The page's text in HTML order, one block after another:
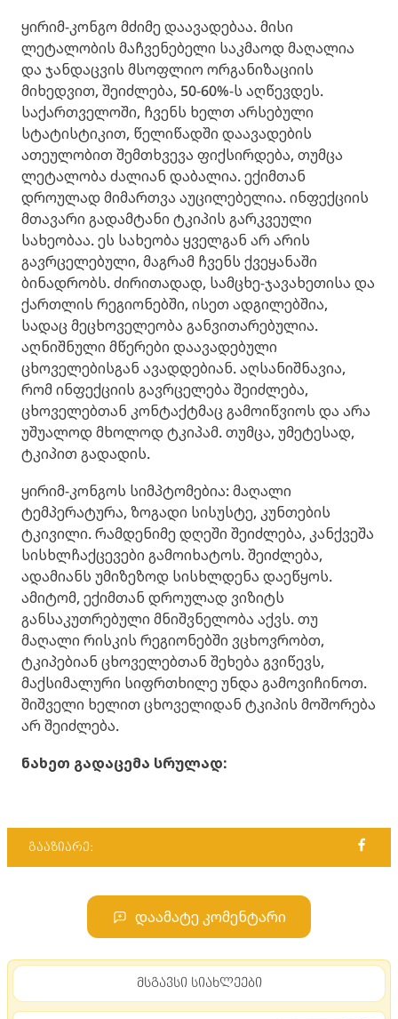
ყირიმ-კონგო მძიმე დაავადებაა. მისი
ლეტალობის მაჩვენებელი საკმაოდ მაღალია
და ჯანდაცვის მსოფლიო ორგანიზაციის
მიხედვით, შეიძლება, 50-60%-ს აღწევდეს.
საქართველოში, ჩვენს ხელთ არსებული
სტატისტიკით, წელიწადში დაავადების
ათეულობით შემთხვევა ფიქსირდება, თუმცა
ლეტალობა ძალიან დაბალია. ექიმთან
დროულად მიმართვა აუცილებელია. ინფექციის
მთავარი გადამტანი ტკიპის გარკვეული
სახეობაა. ეს სახეობა ყველგან არ არის
გავრცელებული, მაგრამ ჩვენს ქვეყანაში
ბინადრობს. ძირითადად, სამცხე-ჯავახეთისა და
ქართლის რეგიონებში, ისეთ ადგილებშია,
სადაც მეცხოველეობა განვითარებულია.
აღნიშნული მწერები დაავადებული
ცხოველებისგან ავადდებიან. აღსანიშნავია,
რომ ინფექციის გავრცელება შეიძლება,
ცხოველებთან კონტაქტმაც გამოიწვიოს და არა
უშუალოდ მხოლოდ ტკიპამ. თუმცა, უმეტესად,
ტკიპით გადადის.
ყირიმ-კონგოს სიმპტომებია: მაღალი
ტემპერატურა, ზოგადი სისუსტე, კუნთების
ტკივილი. რამდენიმე დღეში შეიძლება, კანქვეშა
სისხლჩაქცევები გამოიხატოს. შეიძლება,
ადამიანს უმიზეზოდ სისხლდენა დაეწყოს.
ამიტომ, ექიმთან დროულად ვიზიტს
განსაკუთრებული მნიშვნელობა აქვს. თუ
მაღალი რისკის რეგიონებში ვცხოვრობთ,
ტკიპებიან ცხოველებთან შეხება გვიწევს,
მაქსიმალური სიფრთხილე უნდა გამოვიჩინოთ.
შიშველი ხელით ცხოველიდან ტკიპის მოშორება
არ შეიძლება.
ნახეთ გადაცემა სრულად:
გააზიარე:
დაამატე კომენტარი
მსგავსი სიახლეები